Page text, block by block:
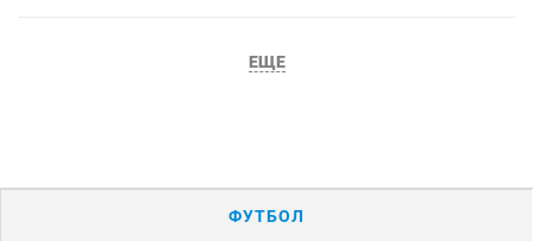
ЕЩЕ
ФУТБОЛ